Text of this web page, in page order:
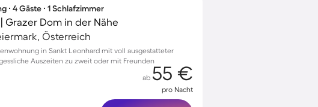
∙ 4 Gäste ∙ 1 Schlafzimmer
Grazer Dom in der Nähe
Österreich
in Sankt Leonhard mit voll ausgestatteter
Auszeiten zu zweit oder mit Freunden
ab 55 €
pro Nacht